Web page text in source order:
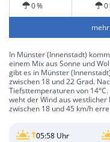
0 % 0
In Münster (Innenstadt)
einem Mix aus Sonne und
gibt es in Münster
zwischen 18 und 22 Grad.
Tiefsttemperaturen von
weht der Wind aus westlicher
zwischen 18 und 45 km/h
05:58 Uhr